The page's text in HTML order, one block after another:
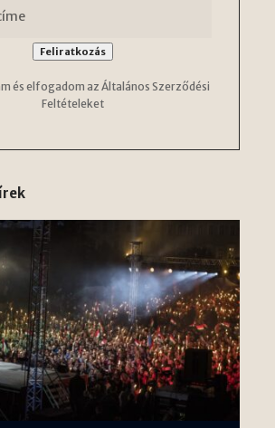
és elfogadom az Általános Szerződési
Feltételeket